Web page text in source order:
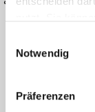
Trigger Symbol
Notwendig
Präferenzen